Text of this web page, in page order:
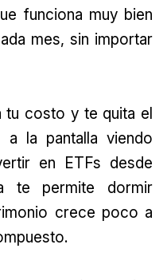
funciona muy bien
mes, sin importar
tu costo y te quita el
la pantalla viendo
en ETFs desde
te permite dormir
crece poco a